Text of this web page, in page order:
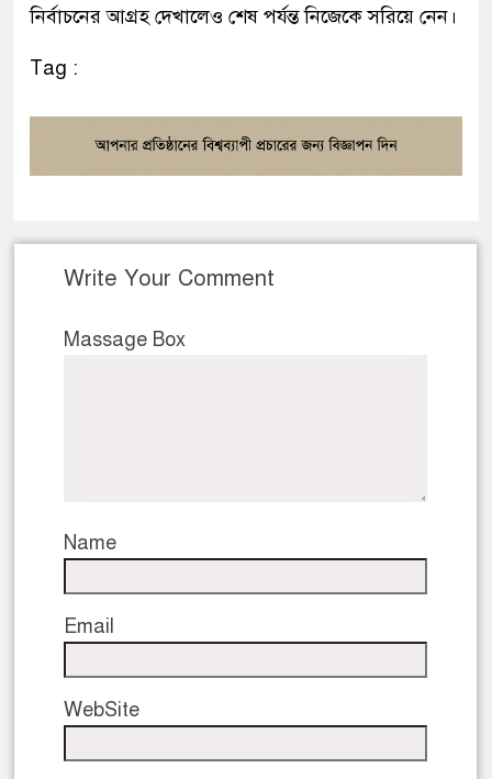
নির্বাচনের আগ্রহ দেখালেও শেষ পর্যন্ত নিজেকে সরিয়ে নেন।
Tag :
Write Your Comment
Massage Box
Name
Email
WebSite